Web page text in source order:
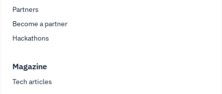
Partners
Become a partner
Hackathons
Magazine
Tech articles